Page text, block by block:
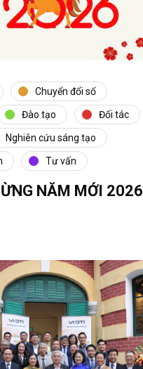
Chuyển đổi số
Đào tạo Đối tác
Nghiên cứu sáng tạo
Tư vấn
NĂM MỚI 2026